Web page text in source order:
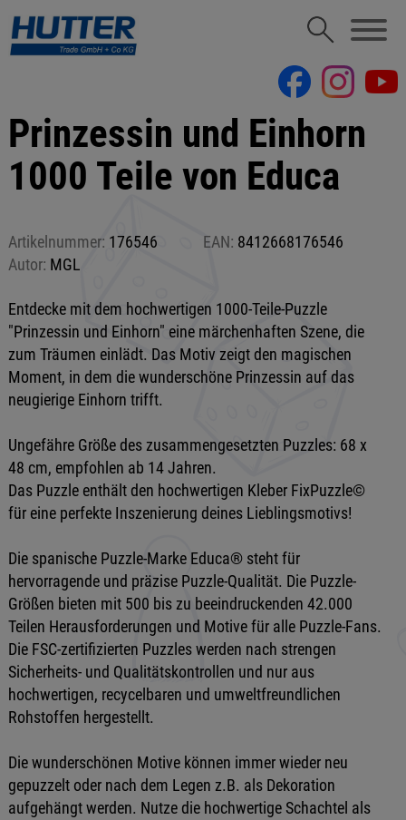
Prinzessin und Einhorn
1000 Teile von Educa
Artikelnummer: 176546 EAN: 8412668176546
Autor: MGL
Entdecke mit dem hochwertigen 1000-Teile-Puzzle
"Prinzessin und Einhorn" eine märchenhaften Szene, die
zum Träumen einlädt. Das Motiv zeigt den magischen
Moment, in dem die wunderschöne Prinzessin auf das
neugierige Einhorn trifft.
Ungefähre Größe des zusammengesetzten Puzzles: 68 x
48 cm, empfohlen ab 14 Jahren.
Das Puzzle enthält den hochwertigen Kleber FixPuzzle©
für eine perfekte Inszenierung deines Lieblingsmotivs!
Die spanische Puzzle-Marke Educa® steht für
hervorragende und präzise Puzzle-Qualität. Die Puzzle-
Größen bieten mit 500 bis zu beeindruckenden 42.000
Teilen Herausforderungen und Motive für alle Puzzle-Fans.
Die FSC-zertifizierten Puzzles werden nach strengen
Sicherheits- und Qualitätskontrollen und nur aus
hochwertigen, recycelbaren und umweltfreundlichen
Rohstoffen hergestellt.
Die wunderschönen Motive können immer wieder neu
gepuzzelt oder nach dem Legen z.B. als Dekoration
aufgehängt werden. Nutze die hochwertige Schachtel als